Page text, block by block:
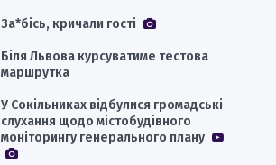
За*бісь, кричали гості
Біля Львова курсуватиме тестова
маршрутка
У Сокільниках відбулися громадські
слухання щодо містобудівного
моніторингу генерального плану